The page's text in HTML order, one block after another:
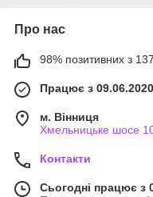
Про нас
98% позитивних з
Працює з 09.06.2020
м. Вінниця
Хмельницьке шосе
Контакти
Сьогодні працює з